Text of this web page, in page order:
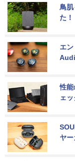
鳥肌
た！
エ
性能
ェッ
ヤ